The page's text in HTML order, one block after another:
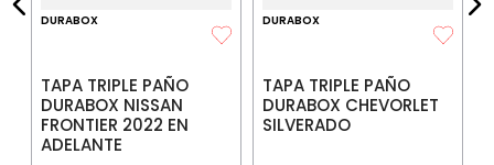
DURABOX
TAPA TRIPLE PAÑO
DURABOX NISSAN
FRONTIER 2022 EN
ADELANTE
DURABOX
TAPA TRIPLE PAÑO
DURABOX CHEVORLET
SILVERADO